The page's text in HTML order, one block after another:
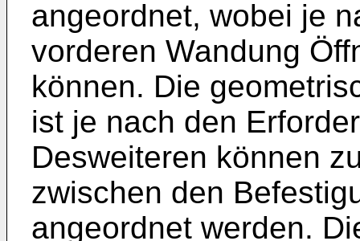
angeordnet, wobei je
vorderen Wandung
können. Die
ist je nach den
Desweiteren können
zwischen den
angeordnet werden.